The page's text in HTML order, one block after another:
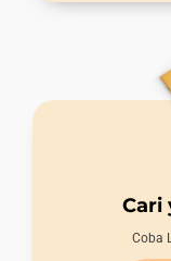
Cari
Coba